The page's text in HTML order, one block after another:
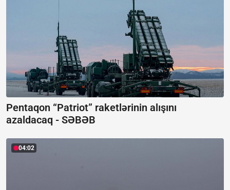
Pentaqon “Patriot” raketlərinin alışını
azaldacaq - SƏBƏB
04:02